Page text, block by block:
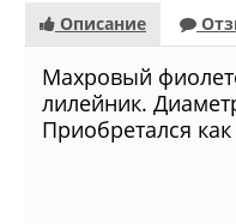
Описание
Махровый
лилейник.
Приобретался